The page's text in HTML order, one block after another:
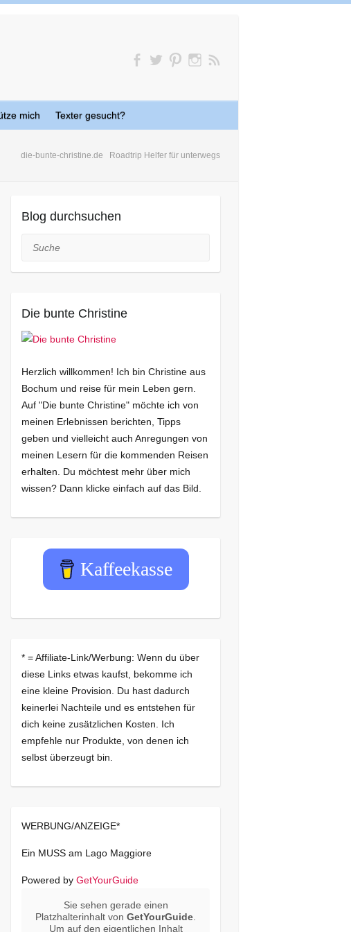
mich Texter gesucht?
die-bunte-christine.de Roadtrip Helfer für unterwegs
Blog durchsuchen
Suche
Die bunte Christine
Herzlich willkommen! Ich bin Christine aus
Bochum und reise für mein Leben gern.
Auf "Die bunte Christine" möchte ich von
meinen Erlebnissen berichten, Tipps
geben und vielleicht auch Anregungen von
meinen Lesern für die kommenden Reisen
erhalten. Du möchtest mehr über mich
wissen? Dann klicke einfach auf das Bild.
Kaffeekasse
* = Affiliate-Link/Werbung: Wenn du über
diese Links etwas kaufst, bekomme ich
eine kleine Provision. Du hast dadurch
keinerlei Nachteile und es entstehen für
dich keine zusätzlichen Kosten. Ich
empfehle nur Produkte, von denen ich
selbst überzeugt bin.
WERBUNG/ANZEIGE*
Ein MUSS am Lago Maggiore
Powered by GetYourGuide
Sie sehen gerade einen
Platzhalterinhalt vonGetYourGuide
Um auf den eigentlichen Inhalt